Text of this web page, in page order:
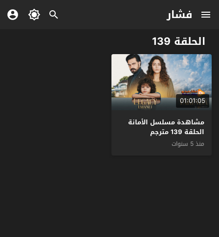
فشار
الحلقة 139
01:01:05
مشاهدة مسلسل الأمانة
الحلقة 139 مترجم
منذ 5 سنوات